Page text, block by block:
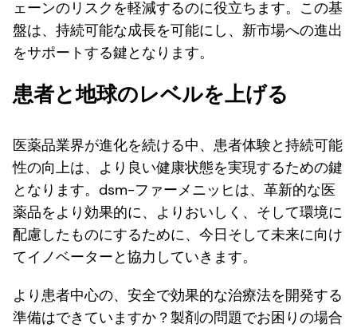
ェーンのリスクを軽減するのに役立ちます。この基
盤は、持続可能な成長を可能にし、新市場への進出
をサポートする鍵となります。
患者と地球のレベルを上げる
医薬品業界が進化を続ける中、患者体験と持続可能
性の向上は、より良い健康状態を実現するための鍵
となります。dsm-ファーメニッヒは、革新的な医
薬品をより効果的に、よりおいしく、そして環境に
配慮したものにするために、今日そして未来に向け
てイノベーターと協力していきます。
より患者中心の、安全で効果的な治療法を開発する
準備はできていますか？製剤の問題でお困りの場合